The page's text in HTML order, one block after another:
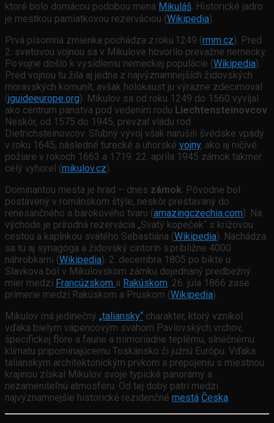
ktoré bolo domácou podobou mena Mikuláš. Historické jadro
je mestkou pamiatkovou rezerváciou (Wikipedia).
Prvá písomná zmienka pochádza z roku 1249 (rmm.cz). Pred
2. svetovou vojnou sa v Mikulove hovorilo prevažne nemecky.
Po vojne došlo k vysídleniu nemeckej populácie (Wikipedia).
Pred vojnou tu žila aj jedna z najvýznamnejších židovských
moravských komunít, avšak holokaust ju výrazne zdecimoval
(jguideeurope.org). Mikulov sa od roku 1249 do 1560 vyvíjal
ako centrum panstva pod vedením rodu Liechtensteinovcov
Neskôr, od 1575 do 1945, prevzal vládu rod
Dietrichsteinovcov. Sľubný vývoj však narušili švédske vpády
v roku 1645, následné turecké a uhorské vojny, ako aj ničivé
požiare v rokoch 1663 a 1719. 22. apríla 1945 zámok takmer
celý vyhorel (mikulov.cz).
Dominantou mesta je hrad – dnes zámok . Pôvodne bol
postavený v románskom štýle, neskôr prestavaný do
renesančného a barokového tvaru (amazingczechia.com). Na
východe je prírodná rezervácia „Svatý kopeček“ s krížovou
cestou a kaplnkou svätého Sebastiána (Wikipedia). Nachádza
sa tu aj synagóga a židovský cintorín s približne 4000
náhrobkami (Wikipedia). 2. decembra 1805 po bikte u
Slavkova bol v Mikulovskom zámku dojednaný predbežný
mier medzi Francúzskom a Rakúskom . 26. júla 1866 zase
prímerie medzi Rakúskom a Pruskom (Wikipedia).
Mikulov má jedinečný „taliansky“ charakter, ktorý vznikol
vďaka bielym vápencovým svahom Pavlovských vrchov,
špecifickej flóre a faune a mimoriadne teplému, slnečnému
klímatu pripomínajúcemu Toskánsko či južnú Európu. Vďaka
talianskym architektonickým prvkom a prepojeniu s miestnou
krajinou získal Mikulov svoje typické panorámy a
nezameniteľnú atmosféru. Od tej doby patrí medzi
najvýznamnejšie historické rezidenčné mestá Česka